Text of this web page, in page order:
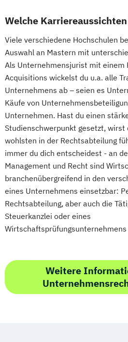
Welche
Viele verschiedene Hochschulen
Auswahl an Mastern mit
Als Unternehmensjurist mit einem
Acquisitions wickelst du u.a. alle
Unternehmens ab – seien es
Käufe von
Unternehmen. Hast du einen
Studienschwerpunkt gesetzt,
wohlsten in der Rechtsabteilung
immer du dich entscheidest - an
Management und Recht sind
branchenübergreifend in den
eines Unternehmens einsetzbar:
Rechtsabteilung, aber auch die
Steuerkanzlei oder eines
Wirtschaftsprüfungsunternehmens
Weitere